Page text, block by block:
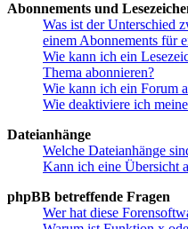
Abonnements und
Was ist der Unterschied
einem Abonnements für
Wie kann ich ein
Thema abonnieren?
Wie kann ich ein Forum
Wie deaktiviere ich
Dateianhänge
Welche Dateianhänge
Kann ich eine Übersicht
phpBB betreffende Fragen
Wer hat diese